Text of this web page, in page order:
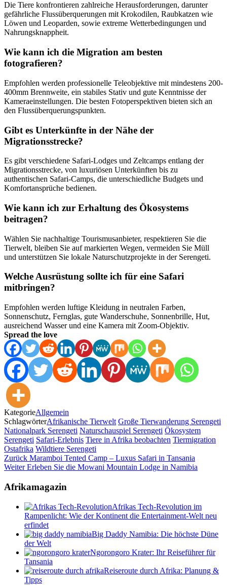
Die Tiere konfrontieren zahlreiche Herausforderungen, darunter
gefährliche Flussüberquerungen mit Krokodilen, Raubkatzen wie
Löwen und Leoparden, sowie extreme Wetterbedingungen und
Nahrungsknappheit.
Wie kann ich die Migration am besten
fotografieren?
Empfohlen werden professionelle Teleobjektive mit mindestens 200-
400mm Brennweite, ein stabiles Stativ und gute Kenntnisse der
Kameraeinstellungen. Die besten Fotoperspektiven bieten sich an
den Flussüberquerungspunkten.
Gibt es Unterkünfte in der Nähe der
Migrationsstrecke?
Es gibt verschiedene Safari-Lodges und Zeltcamps entlang der
Migrationsstrecke, von luxuriösen Unterkünften bis zu
authentischen Safari-Camps, die unterschiedliche Budgets und
Komfortansprüche bedienen.
Wie kann ich zur Erhaltung des Ökosystems
beitragen?
Wählen Sie nachhaltige Tourismusanbieter, respektieren Sie die
Tierwelt, bleiben Sie auf markierten Wegen, vermeiden Sie Müll
und unterstützen Sie lokale Naturschutzprojekte in der Serengeti.
Welche Ausrüstung sollte ich für eine Safari
mitbringen?
Empfohlen werden luftige Kleidung in neutralen Farben,
Sonnenschutz, Fernglas, gute Wanderschuhe, Sonnenbrille, Hut,
ausreichend Wasser und eine Kamera mit Zoom-Objektiv.
Spread the love
KategorieAllgemein
SchlagwörterAfrikanische Tierwelt Große Tierwanderung Serengeti
Nationalpark Serengeti Naturschauspiel Serengeti Ökosystem
Serengeti Safari-Erlebnis Tiere in Afrika beobachten Tiermigration
Ostafrika Wildtiere Serengeti
Beitragsnavigation
Vorheriger
Beitrag
Zurück Maramboi Tented Camp – Luxus Safari in Tansania
Nächster
Weiter Erleben Sie die Mowani Mountain Lodge in Namibia
Afrikamagazin
Afrikas Tech-Revolution im
Rampenlicht: Wie der Kontinent die Entertainment-Welt neu
erfindet
Big Daddy Namibia: Die höchste Düne
der Welt
Ngorongoro Krater: Ihr Reiseführer für
Tansania
Reiseroute durch Afrika: Planung &
Tipps